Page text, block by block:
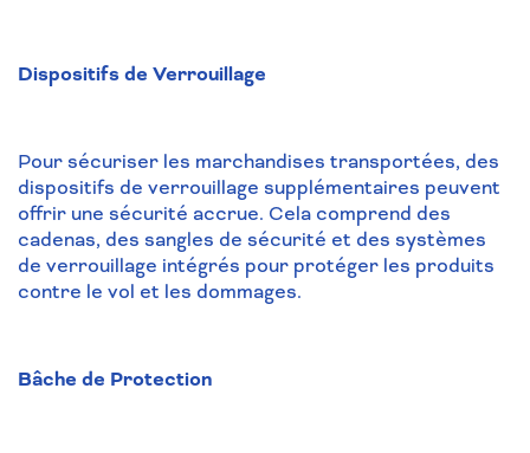
Dispositifs de Verrouillage
Pour sécuriser les marchandises transportées, des
dispositifs de verrouillage supplémentaires peuvent
offrir une sécurité accrue. Cela comprend des
cadenas, des sangles de sécurité et des systèmes
de verrouillage intégrés pour protéger les produits
contre le vol et les dommages.
Bâche de Protection